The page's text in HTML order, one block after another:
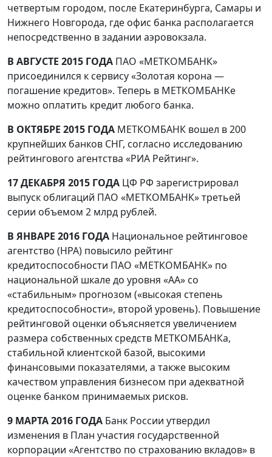
четвертым городом, после Екатеринбурга, Самары и
Нижнего Новгорода, где офис банка располагается
непосредственно в задании аэровокзала.
В АВГУСТЕ 2015 ГОДА ПАО «МЕТКОМБАНК»
присоединился к сервису «Золотая корона —
погашение кредитов». Теперь в МЕТКОМБАНКе
можно оплатить кредит любого банка.
В ОКТЯБРЕ 2015 ГОДА МЕТКОМБАНК вошел в 200
крупнейших банков СНГ, согласно исследованию
рейтингового агентства «РИА Рейтинг».
17 ДЕКАБРЯ 2015 ГОДА ЦФ РФ зарегистрировал
выпуск облигаций ПАО «МЕТКОМБАНК» третьей
серии объемом 2 млрд рублей.
В ЯНВАРЕ 2016 ГОДА Национальное рейтинговое
агентство (НРА) повысило рейтинг
кредитоспособности ПАО «МЕТКОМБАНК» по
национальной шкале до уровня «АА» со
«стабильным» прогнозом («высокая степень
кредитоспособности», второй уровень). Повышение
рейтинговой оценки объясняется увеличением
размера собственных средств МЕТКОМБАНКа,
стабильной клиентской базой, высокими
финансовыми показателями, а также высоким
качеством управления бизнесом при адекватной
оценке банком принимаемых рисков.
9 МАРТА 2016 ГОДА Банк России утвердил
изменения в План участия государственной
корпорации «Агентство по страхованию вкладов» в